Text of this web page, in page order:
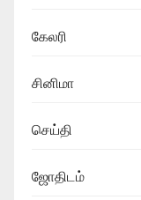
கேலரி
சினிமா
செய்தி
ஜோதிடம்